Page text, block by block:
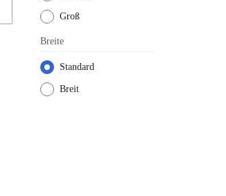
Groß
Breite
Standard
Breit